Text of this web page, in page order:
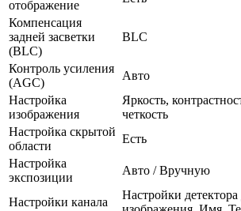
отображение
Компенсация
задней засветки
(BLC)
BLC
Контроль усиления
(AGC)
Авто
Настройка
изображения
Яркость,
четкость
Настройка скрытой
области
Есть
Настройка
экспозиции
Авто / Вручную
Настройки канала
Настройки